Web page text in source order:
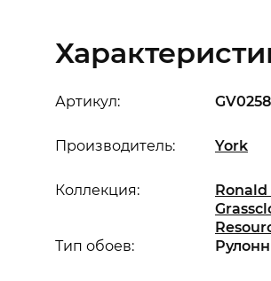
Артикул: GV0258
Производитель: York
Коллекция:
Тип обоев: